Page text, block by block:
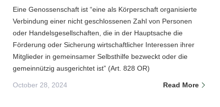
Eine Genossenschaft ist “eine als Körperschaft organisierte
Verbindung einer nicht geschlossenen Zahl von Personen
oder Handelsgesellschaften, die in der Hauptsache die
Förderung oder Sicherung wirtschaftlicher Interessen ihrer
Mitglieder in gemeinsamer Selbsthilfe bezweckt oder die
gemeinnützig ausgerichtet ist” (Art. 828 OR)
October 28, 2024 Read More